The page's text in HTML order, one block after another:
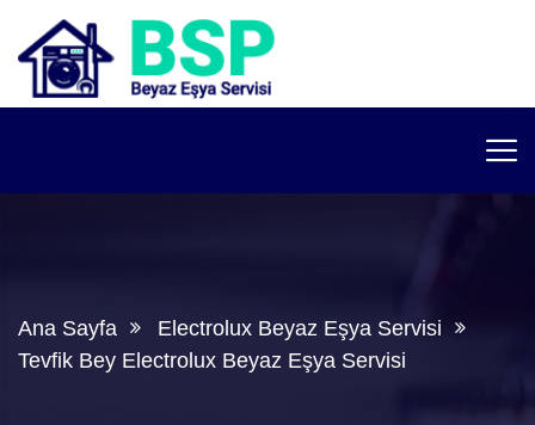
Ana Sayfa
Electrolux Beyaz Eşya Servisi
Tevfik Bey Electrolux Beyaz Eşya Servisi